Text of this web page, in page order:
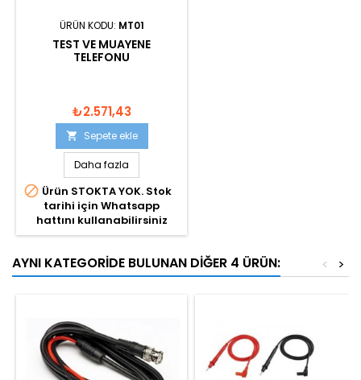
ÜRÜN KODU: MT01
TEST VE MUAYENE
TELEFONU
₺2.571,43
 Sepete ekle
Daha fazla
 Ürün STOKTA YOK. Stok
tarihi için Whatsapp
hattını kullanabilirsiniz
AYNI KATEGORIDE BULUNAN DIĞER 4 ÜRÜN: >
<